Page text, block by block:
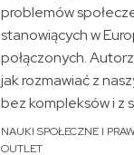
problemów
stanowiących w
połączonych.
jak rozmawiać z
bez kompleksów i z
NAUKI SPOŁECZNE I
OUTLET